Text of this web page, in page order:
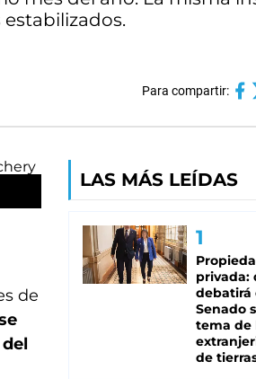
Para compartir:
de
LAS MÁS LEÍDAS
privada:
debatirá
Senado
tema de
de